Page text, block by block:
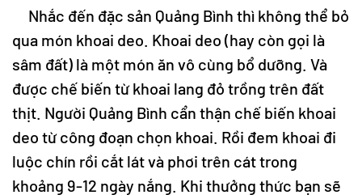
Nhắc đến đặc sản Quảng Bình thì không thể bỏ
qua món khoai deo. Khoai deo (hay còn gọi là
sâm đất) là một món ăn vô cùng bổ dưỡng. Và
được chế biến từ khoai lang đỏ trồng trên đất
thịt. Người Quảng Bình cẩn thận chế biến khoai
deo từ công đoạn chọn khoai. Rồi đem khoai đi
luộc chín rồi cắt lát và phơi trên cát trong
khoảng 9-12 ngày nắng. Khi thưởng thức bạn sẽ